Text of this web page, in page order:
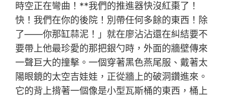
時空正在彎曲！**我們的推進器快沒紅棗了！
快！我們在你的後院！別帶任何多餘的東西！除
了——你那缸蒜泥！」就在廖沾沾還在糾結要不
要帶上他最珍愛的那把銀勺時，外面的牆壁傳來
一聲巨大的撞擊。一個穿著黑色燕尾服、戴著太
陽眼鏡的太空吉娃娃，正從牆上的破洞鑽進來。
它的背上揹著一個像是小型瓦斯桶的東西，桶上